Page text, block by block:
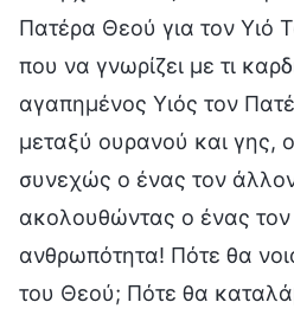
Πατέρα Θεού για τον Υιό
που να γνωρίζει με τι
αγαπημένος Υιός τον
μεταξύ ουρανού και γης,
συνεχώς ο ένας τον
ακολουθώντας ο ένας
ανθρωπότητα! Πότε θα
του Θεού; Πότε θα